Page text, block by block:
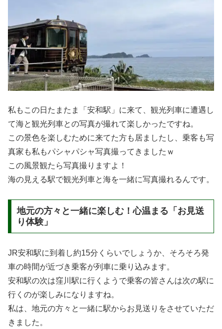
私もこの日たまたま「安和駅」に来て、観光列車に遭遇し
て海と観光列車との写真が撮れて楽しかったですね。
この景色を楽しむために来てた方も居ましたし、乗客も写
真家も私もパシャパシャ写真撮ってきましたｗ
この風景観たら写真撮りますよ！
海の見える駅で観光列車と海を一緒に写真撮れるんです。
地元の方々と一緒に楽しむ！心温まる「お見送
り体験」
JR安和駅に到着し約15分くらいでしょうか、そろそろ発
車の時間が近づき乗客が列車に乗り込みます。
安和駅の次は窪川駅に行くようで乗客の皆さんは次の駅に
行くのが楽しみになりますね。
私は、地元の方々と一緒に駅からお見送りをさせていただ
きました。